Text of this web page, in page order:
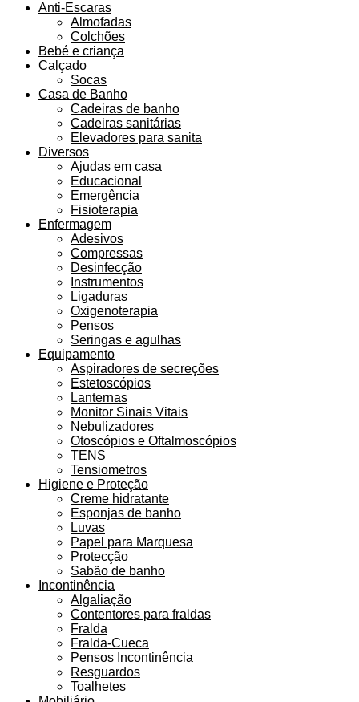
Anti-Escaras
Almofadas
Colchões
Bebé e criança
Calçado
Socas
Casa de Banho
Cadeiras de banho
Cadeiras sanitárias
Elevadores para sanita
Diversos
Ajudas em casa
Educacional
Emergência
Fisioterapia
Enfermagem
Adesivos
Compressas
Desinfecção
Instrumentos
Ligaduras
Oxigenoterapia
Pensos
Seringas e agulhas
Equipamento
Aspiradores de secreções
Estetoscópios
Lanternas
Monitor Sinais Vitais
Nebulizadores
Otoscópios e Oftalmoscópios
TENS
Tensiometros
Higiene e Proteção
Creme hidratante
Esponjas de banho
Luvas
Papel para Marquesa
Protecção
Sabão de banho
Incontinência
Algaliação
Contentores para fraldas
Fralda
Fralda-Cueca
Pensos Incontinência
Resguardos
Toalhetes